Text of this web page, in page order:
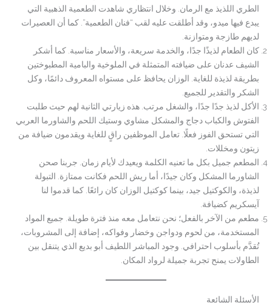
الطري اللذيذ مع الرمان. وخلال انتظاري شاهدت الطعمية الذهبية التي
يبدع فيها ميدو، وقد أطلقت عليه لقب “فنان الطعمية”. كما أن العصيرات
لديهم طازجة ومتوازنة.
كان الطعام لذيذًا جدًا، والخدمة سريعة، والأسعار مناسبة. كما أشكر
الشيف عدنان على ضيافته المتمثلة في الملوخية والبامية المطبوختين
بطريقة لذيذة للغاية. الوزان يحافظ على مستواه المعروف دائمًا، وكل
الشكر والتقدير للجميع.
الأكل لذيذ جدًا جدًا، والشغل مرتب. هذه زيارتي الثانية لهم حيث طلبت
الفتوش والكباب دجاج والمشكل مشاوي وستيك اللحم والشاورما العربي
التي تستحق الفوز فعلًا. تعامل الموظفين راقٍ للغاية ويقدمون ضيافة من
زيتون ومخللات.
المطعم جميل بكل ما تعنيه الكلمة ويعيدك لأيام زمان. جربنا صحن
الشاورما المشكل وكان جيدًا، أما ريش اللحم فكانت ممتازة. التبولة
لذيذة، والكوكتيل جيد، بينما كوكتيل الوزان كان رائعًا. كما قدموا لنا
آيسكريم كضيافة.
مطعم من الآخر بالفعل؛ نحن نتعامل معه منذ فترة طويلة. جميع المواد
المستخدمة، من لحوم ودواجن وخضار وفواكه، إضافة إلى المشروبات،
تُقدَّم بأسلوب احترافي. وجود المباشر اللطيف أبو بديع الذي يتنقل بين
الطاولات يمنح تجربة جميلة لرواد المكان.
الأسئلة الشائعة